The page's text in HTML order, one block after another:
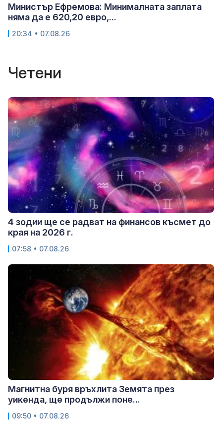
Министър Ефремова: Минималната заплата
няма да е 620,20 евро,...
20:34 • 07.08.26
Четени
4 зодии ще се радват на финансов късмет до
края на 2026 г.
07:58 • 07.08.26
Магнитна буря връхлита Земята през
уикенда, ще продължи поне...
09:50 • 07.08.26